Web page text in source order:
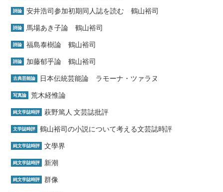
詩論 安井浩司参加初期同人誌を読む 鶴山裕司
詩論 馬場あき子論 鶴山裕司
詩論 福島泰樹論 鶴山裕司
詩論 加藤郁乎論 鶴山裕司
古典芸能論 日本伝統芸能論 ラモーナ・ツァラヌ
写真論 荒木経惟論
純文学誌時評 萩野篤人 文芸誌批評
文学誌時評 鶴山裕司の小説について考える文芸誌時評
純文学誌時評 文學界
純文学誌時評 新潮
純文学誌時評 群像